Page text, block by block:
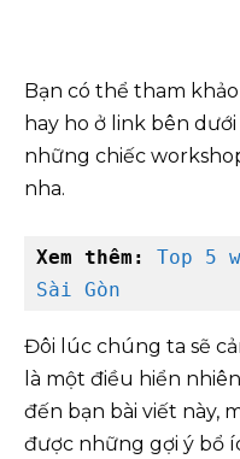
Bạn có thể tham
hay ho ở link bên
những chiếc
nha.
Xem thêm:
Top 5
Sài Gòn
Đôi lúc chúng ta sẽ
là một điều hiển
đến bạn bài viết này,
được những gợi ý bổ